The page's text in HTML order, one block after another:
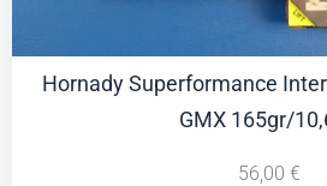
Hornady Superformance
GMX 165gr/
56,00 €